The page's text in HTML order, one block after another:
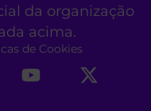
da organização
acima.
de Cookies